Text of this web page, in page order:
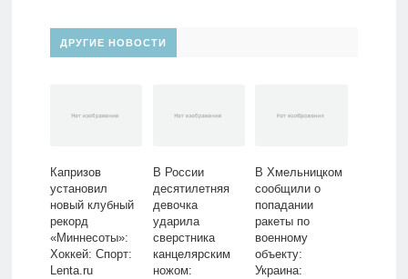
ДРУГИЕ НОВОСТИ
Капризов
установил
новый клубный
рекорд
«Миннесоты»:
Хоккей: Спорт:
Lenta.ru
В России
десятилетняя
девочка
ударила
сверстника
канцелярским
ножом:
В Хмельницком
сообщили о
попадании
ракеты по
военному
объекту:
Украина: